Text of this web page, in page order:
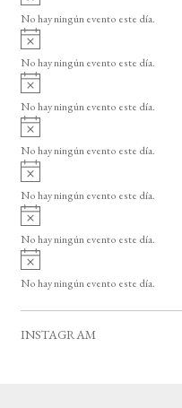
o
v
i
o
No hay ningún evento este día.
A
v
i
o
No hay ningún evento este día.
A
v
i
o
No hay ningún evento este día.
A
v
i
o
No hay ningún evento este día.
A
v
i
o
No hay ningún evento este día.
A
v
i
o
No hay ningún evento este día.
A
v
i
No hay ningún evento este día.
INSTAGRAM